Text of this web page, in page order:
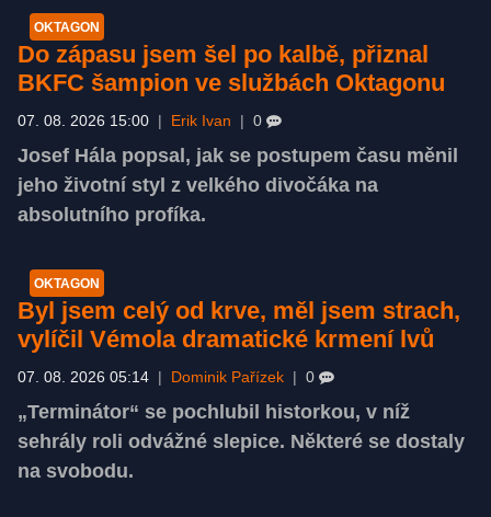
OKTAGON
Do zápasu jsem šel po kalbě, přiznal
BKFC šampion ve službách Oktagonu
07. 08. 2026 15:00 Erik Ivan 0
Josef Hála popsal, jak se postupem času měnil
jeho životní styl z velkého divočáka na
absolutního profíka.
OKTAGON
Byl jsem celý od krve, měl jsem strach,
vylíčil Vémola dramatické krmení lvů
07. 08. 2026 05:14 Dominik Pařízek 0
„Terminátor“ se pochlubil historkou, v níž
sehrály roli odvážné slepice. Některé se dostaly
na svobodu.